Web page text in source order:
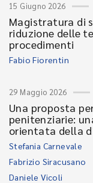
15 Giugno 2026
Magistratura di
riduzione delle
procedimenti
Fabio Fiorentin
29 Maggio 2026
Una proposta
penitenziarie:
orientata della
Stefania Carnevale
Fabrizio Siracusano
Daniele Vicoli